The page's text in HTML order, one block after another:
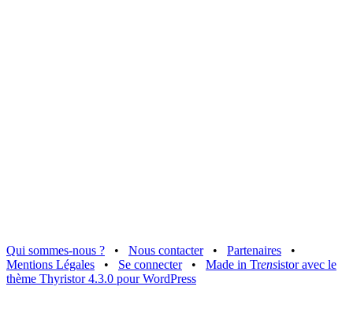
Qui sommes-nous ? • Nous contacter • Partenaires
•
Mentions Légales
• Se connecter • Made in Trensistor avec le
thème Thyristor 4.3.0 pour WordPress